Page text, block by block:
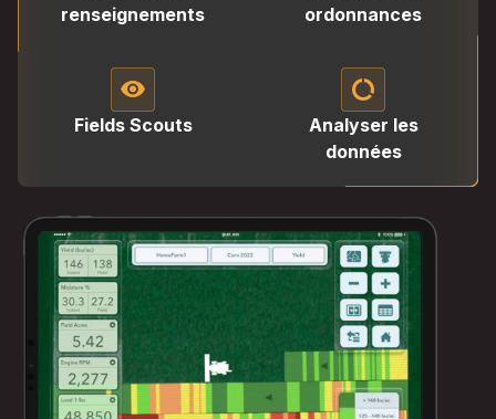
renseignements
ordonnances
visibility
Fields Scouts
data_saver_off
Analyser les
données